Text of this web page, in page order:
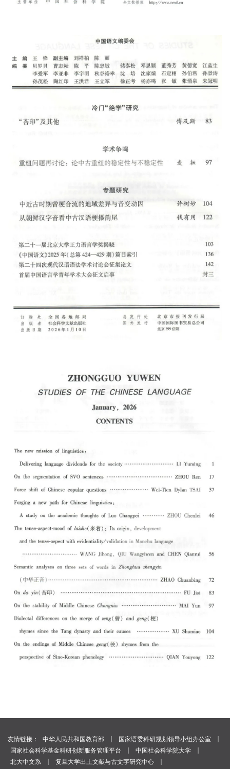
友情链接： 中华人民共和国教育部 ｜ 国家语委科研规划领导小组办公室
｜
国家社会科学基金科研创新服务管理平台
｜ 中国社会科学院大学
｜
北大中文系
｜ 复旦大学出土文献与古文字研究中心 ｜